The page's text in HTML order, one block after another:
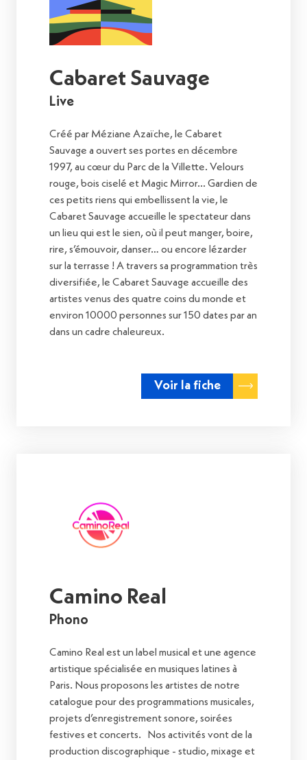
Cabaret Sauvage
Live
Créé par Méziane Azaïche, le Cabaret
Sauvage a ouvert ses portes en décembre
1997, au cœur du Parc de la Villette. Velours
rouge, bois ciselé et Magic Mirror... Gardien de
ces petits riens qui embellissent la vie, le
Cabaret Sauvage accueille le spectateur dans
un lieu qui est le sien, où il peut manger, boire,
rire, s’émouvoir, danser… ou encore lézarder
sur la terrasse ! A travers sa programmation très
diversifiée, le Cabaret Sauvage accueille des
artistes venus des quatre coins du monde et
environ 10000 personnes sur 150 dates par an
dans un cadre chaleureux.
Voir la fiche
Camino Real
Phono
Camino Real est un label musical et une agence
artistique spécialisée en musiques latines à
Paris. Nous proposons les artistes de notre
catalogue pour des programmations musicales,
projets d’enregistrement sonore, soirées
festives et concerts. Nos activités vont de la
production discographique - studio, mixage et